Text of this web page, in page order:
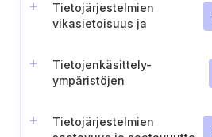
Tietojärjestelmien
vikasietoisuus ja
Tietojenkäsittely-
ympäristöjen
Tietojärjestelmien